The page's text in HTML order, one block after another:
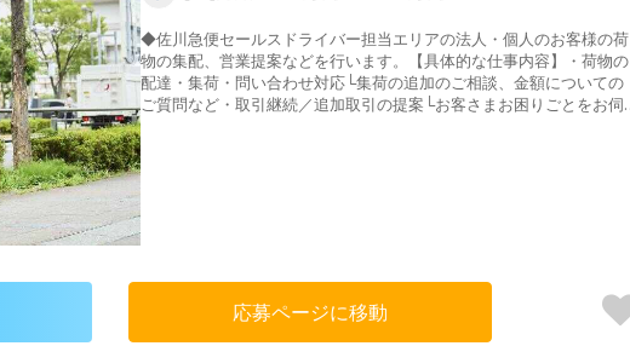
◆佐川急便セールスドライバー担当エリアの法人・個人のお客様の荷
物の集配、営業提案などを行います。【具体的な仕事内容】・荷物の
配達・集荷・問い合わせ対応└集荷の追加のご相談、金額についての
ご質問など・取引継続／追加取引の提案└お客さまお困りごとをお伺
いし、継続取引／追加取引をご提案【充実の研修制度あり】入社後の
新人社員基礎研修では、仕事の心構えや商品について接客方法など基
本的なことを学びます。営業所への配属後は、育成担当の社員がトラ
しずつ安心して仕事に慣れていける環境を整えています。
応募ページに移動